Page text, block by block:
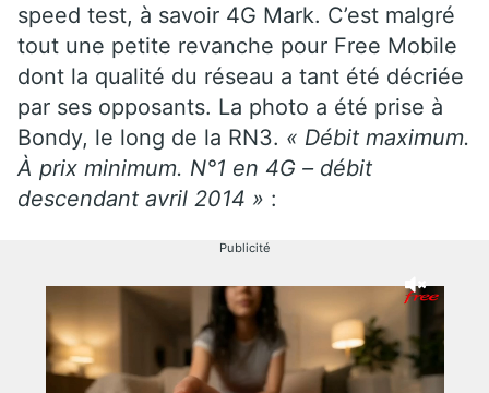
speed test, à savoir 4G Mark. C’est malgré
tout une petite revanche pour Free Mobile
dont la qualité du réseau a tant été décriée
par ses opposants. La photo a été prise à
Bondy, le long de la RN3. « Débit maximum.
À prix minimum. N°1 en 4G – débit
descendant avril 2014 » :
Publicité